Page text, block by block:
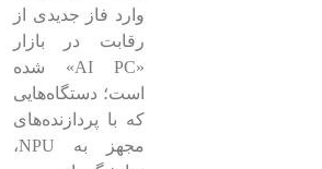
وارد فاز جدیدی از
رقابت در بازار
«AI PC» شده
است؛ دستگاه‌هایی
که با پردازنده‌های
مجهز به NPU،